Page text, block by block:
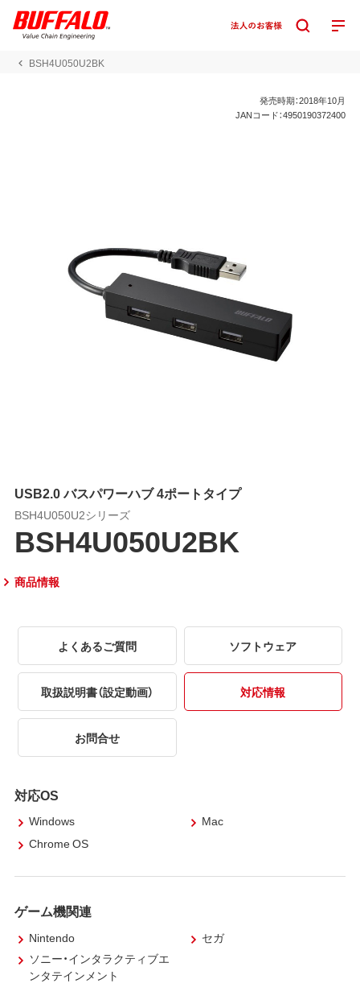
BSH4U050U2BK
発売時期：2018年10月
JANコード：4950190372400
USB2.0 バスパワーハブ 4ポートタイプ
BSH4U050U2シリーズ
BSH4U050U2BK
商品情報
よくあるご質問 ソフトウェア
取扱説明書（設定動画） 対応情報
お問合せ
対応OS
Windows
Mac
Chrome OS
ゲーム機関連
Nintendo
セガ
ソニー・インタラクティブエ
ンタテインメント